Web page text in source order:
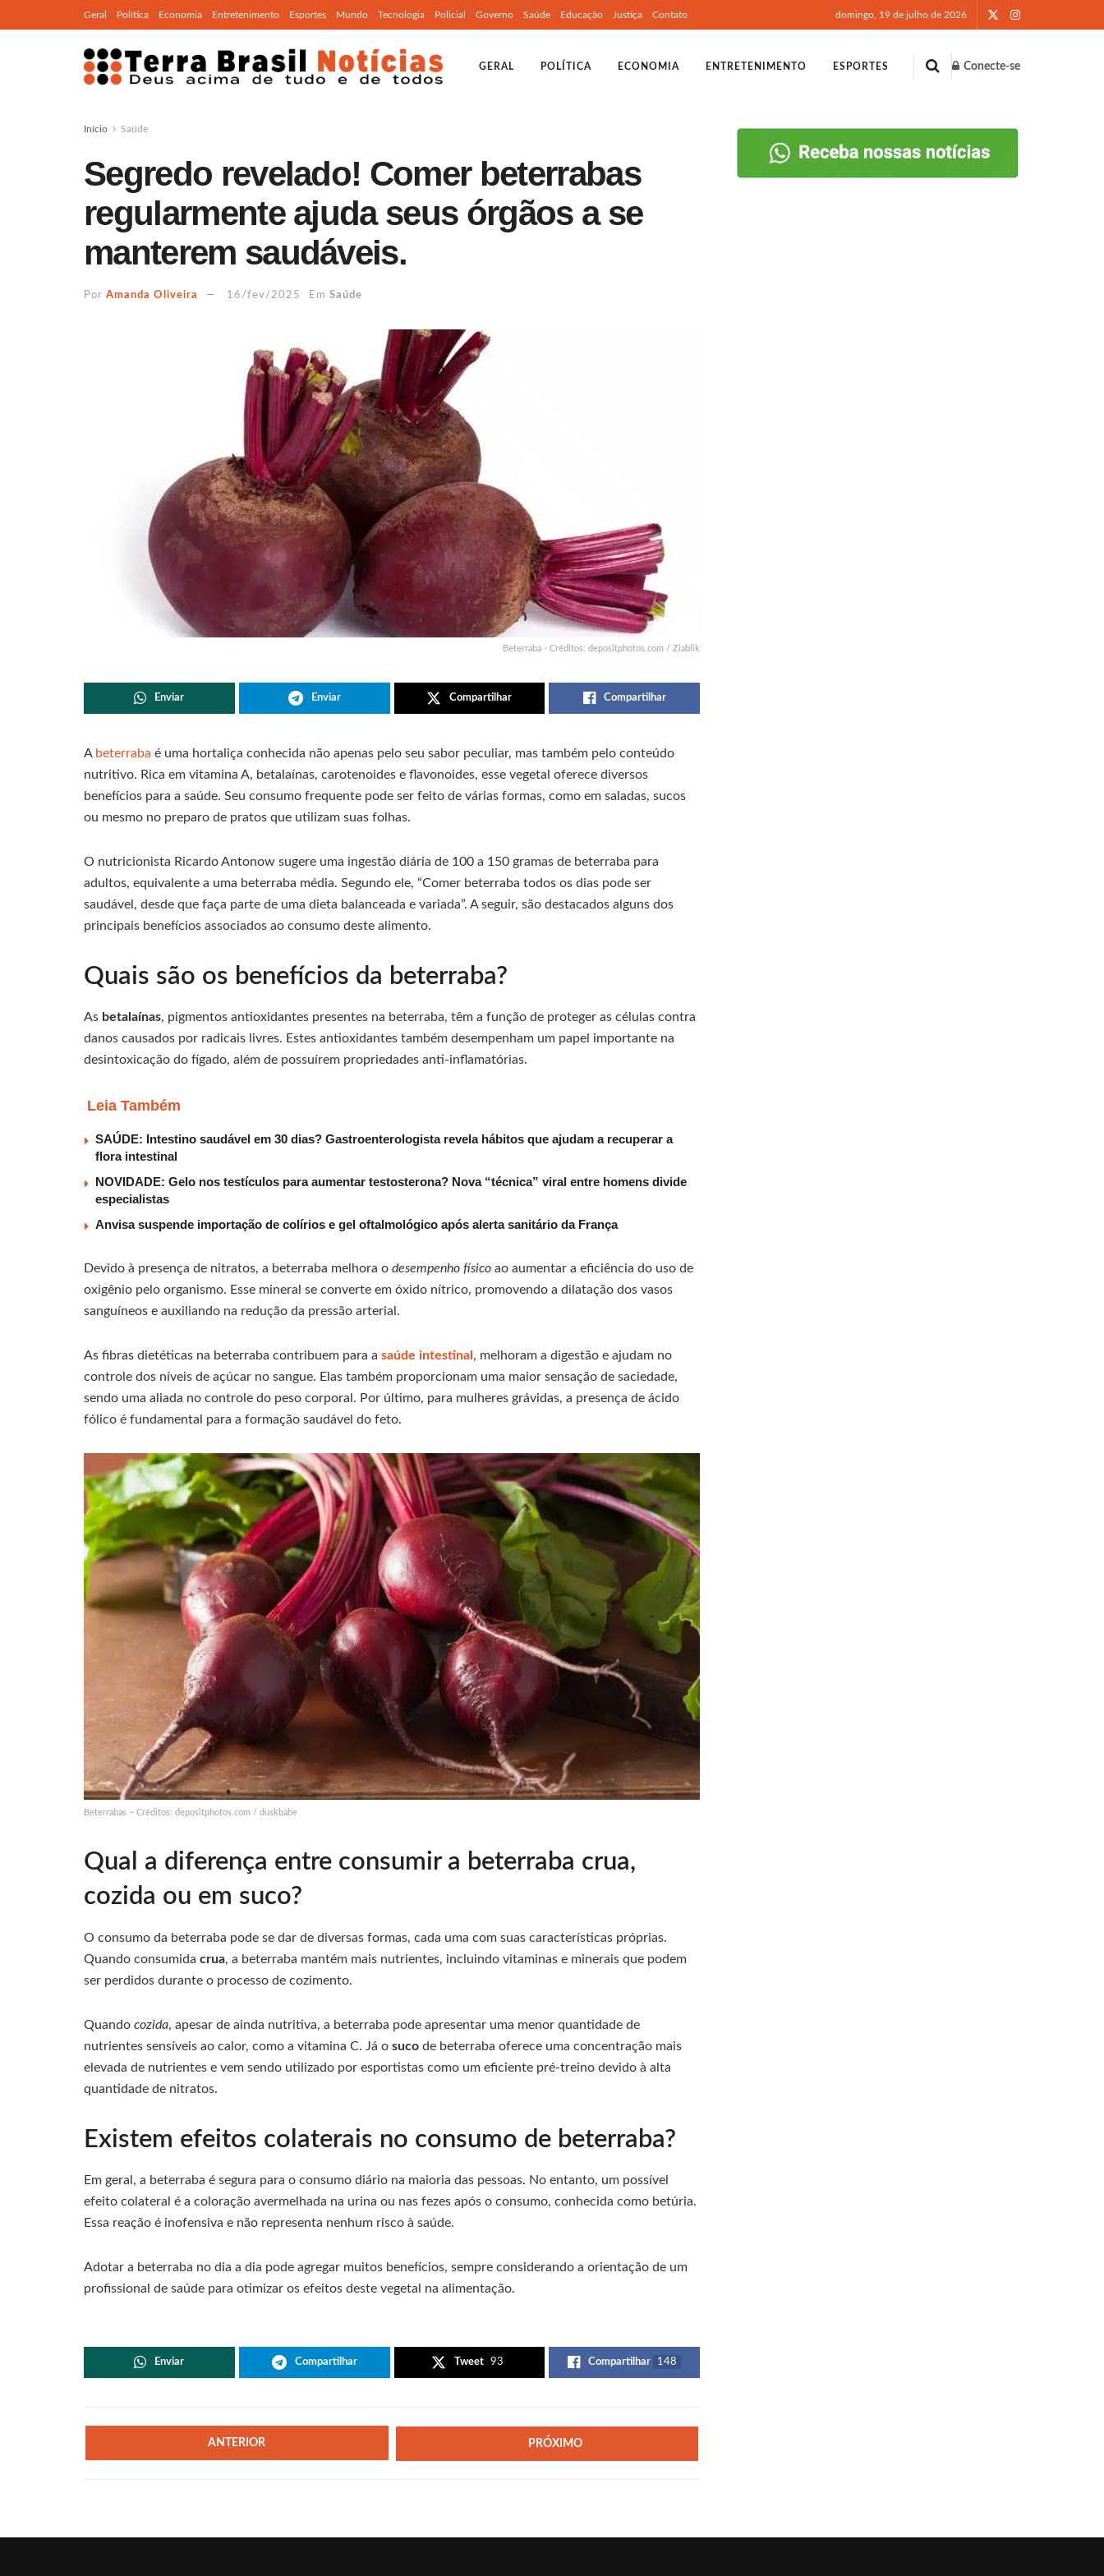
Geral Política Economia Entretenimento Esportes Mundo Tecnologia Policial Governo Saúde Educação Justiça Contato domingo, 19 de julho de 2026
GERAL POLÍTICA ECONOMIA ENTRETENIMENTO ESPORTES Conecte-se
Início Saúde
Segredo revelado! Comer beterrabas
regularmente ajuda seus órgãos a se
manterem saudáveis.
Por Amanda Oliveira 16/fev/2025 Em Saúde
Beterraba - Créditos: depositphotos.com / Ziablik
Enviar Enviar Compartilhar Compartilhar
A beterraba é uma hortaliça conhecida não apenas pelo seu sabor peculiar, mas também pelo conteúdo
nutritivo. Rica em vitamina A, betalaínas, carotenoides e flavonoides, esse vegetal oferece diversos
benefícios para a saúde. Seu consumo frequente pode ser feito de várias formas, como em saladas, sucos
ou mesmo no preparo de pratos que utilizam suas folhas.
O nutricionista Ricardo Antonow sugere uma ingestão diária de 100 a 150 gramas de beterraba para
adultos, equivalente a uma beterraba média. Segundo ele, “Comer beterraba todos os dias pode ser
saudável, desde que faça parte de uma dieta balanceada e variada”. A seguir, são destacados alguns dos
principais benefícios associados ao consumo deste alimento.
Quais são os benefícios da beterraba?
As betalaínas, pigmentos antioxidantes presentes na beterraba, têm a função de proteger as células contra
danos causados por radicais livres. Estes antioxidantes também desempenham um papel importante na
desintoxicação do fígado, além de possuírem propriedades anti-inflamatórias.
Leia Também
SAÚDE: Intestino saudável em 30 dias? Gastroenterologista revela hábitos que ajudam a recuperar a
flora intestinal
NOVIDADE: Gelo nos testículos para aumentar testosterona? Nova “técnica” viral entre homens divide
especialistas
Anvisa suspende importação de colírios e gel oftalmológico após alerta sanitário da França
Devido à presença de nitratos, a beterraba melhora o desempenho físico ao aumentar a eficiência do uso de
oxigênio pelo organismo. Esse mineral se converte em óxido nítrico, promovendo a dilatação dos vasos
sanguíneos e auxiliando na redução da pressão arterial.
As fibras dietéticas na beterraba contribuem para a saúde intestinal , melhoram a digestão e ajudam no
controle dos níveis de açúcar no sangue. Elas também proporcionam uma maior sensação de saciedade,
sendo uma aliada no controle do peso corporal. Por último, para mulheres grávidas, a presença de ácido
fólico é fundamental para a formação saudável do feto.
Beterrabas – Créditos: depositphotos.com / duskbabe
Qual a diferença entre consumir a beterraba crua,
cozida ou em suco?
O consumo da beterraba pode se dar de diversas formas, cada uma com suas características próprias.
Quando consumida crua, a beterraba mantém mais nutrientes, incluindo vitaminas e minerais que podem
ser perdidos durante o processo de cozimento.
Quando cozida, apesar de ainda nutritiva, a beterraba pode apresentar uma menor quantidade de
nutrientes sensíveis ao calor, como a vitamina C. Já o suco de beterraba oferece uma concentração mais
elevada de nutrientes e vem sendo utilizado por esportistas como um eficiente pré-treino devido à alta
quantidade de nitratos.
Existem efeitos colaterais no consumo de beterraba?
Em geral, a beterraba é segura para o consumo diário na maioria das pessoas. No entanto, um possível
efeito colateral é a coloração avermelhada na urina ou nas fezes após o consumo, conhecida como betúria.
Essa reação é inofensiva e não representa nenhum risco à saúde.
Adotar a beterraba no dia a dia pode agregar muitos benefícios, sempre considerando a orientação de um
profissional de saúde para otimizar os efeitos deste vegetal na alimentação.
Enviar Compartilhar Tweet 93 Compartilhar 148
ANTERIOR PRÓXIMO